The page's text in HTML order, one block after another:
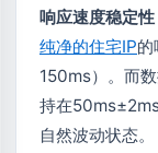
响应速度稳定性
纯净的住宅IP
150ms）。而
持在
自然波动状态。